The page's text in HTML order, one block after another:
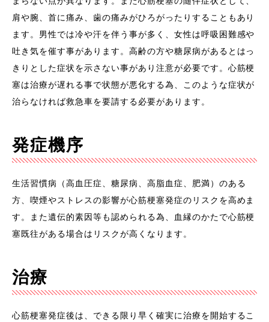
肩や腕、首に痛み、歯の痛みがひろがったりすることもあり
ます。男性では冷や汗を伴う事が多く、女性は呼吸困難感や
吐き気を催す事があります。高齢の方や糖尿病があるとはっ
きりとした症状を示さない事があり注意が必要です。心筋梗
塞は治療が遅れる事で状態が悪化する為、このような症状が
治らなければ救急車を要請する必要があります。
発症機序
生活習慣病（高血圧症、糖尿病、高脂血症、肥満）のある
方、喫煙やストレスの影響が心筋梗塞発症のリスクを高めま
す。また遺伝的素因等も認められる為、血縁のかたで心筋梗
塞既往がある場合はリスクが高くなります。
治療
心筋梗塞発症後は、できる限り早く確実に治療を開始するこ